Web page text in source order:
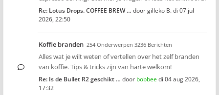
Re: Lotus Drops. COFFEE BREW … doorgilleko B.di 07 jul
2026, 22:50
Koffie branden 254 Onderwerpen 3236 Berichten
Alles wat je wilt weten of vertellen over het zelf branden
van koffie. Tips & tricks zijn van harte welkom!
Re: Is de Bullet R2 geschikt … door bobbeedi 04 aug 2026,
17:32